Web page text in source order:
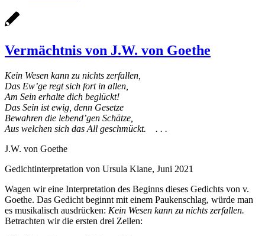
Vermächtnis von J.W. von Goethe
Kein Wesen kann zu nichts zerfallen,
Das Ew’ge regt sich fort in allen,
Am Sein erhalte dich beglückt!
Das Sein ist ewig, denn Gesetze
Bewahren die lebend’gen Schätze,
Aus welchen sich das All geschmückt. . . .
J.W. von Goethe
Gedichtinterpretation von Ursula Klane, Juni 2021
Wagen wir eine Interpretation des Beginns dieses Gedichts von v.
Goethe. Das Gedicht beginnt mit einem Paukenschlag, würde man
es musikalisch ausdrücken: Kein Wesen kann zu nichts zerfallen.
Betrachten wir die ersten drei Zeilen: